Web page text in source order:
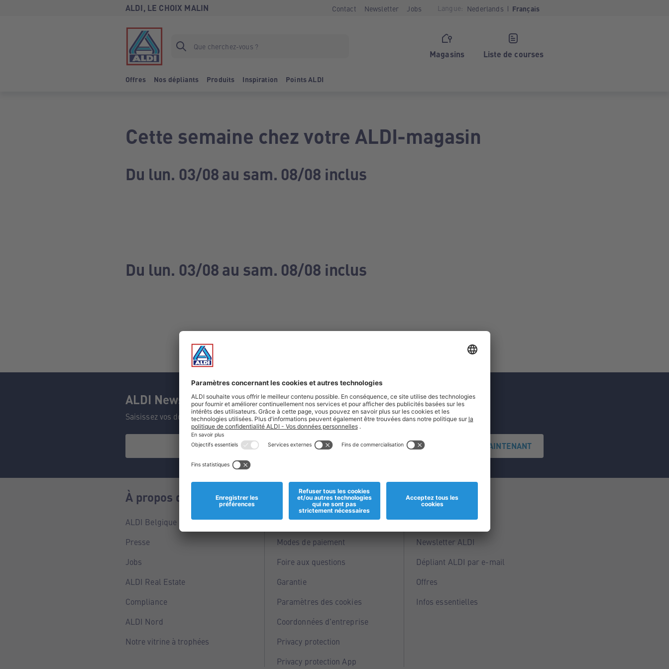
ALDI, LE CHOIX MALIN Contact Newsletter Jobs Langue: Nederlands Français
Magasins Liste de courses
Offres Nos dépliants Produits Inspiration Points ALDI
Cette semaine chez votre ALDI-magasin
Du lun. 03/08 au sam. 08/08 inclus
Du lun. 03/08 au sam. 08/08 inclus
ALDI Newsletter
Saisissez vos données et ne manquez aucune de nos offres.
S'INSCRIRE MAINTENANT
À propos de nous
ALDI Belgique
Presse
Jobs
ALDI Real Estate
Compliance
ALDI Nord
Notre vitrine à trophées
Informations
Magasins
Modes de paiement
Foire aux questions
Garantie
Paramètres des cookies
Coordonnées d'entreprise
Privacy protection
Privacy protection App
Service
Points ALDI
Newsletter ALDI
Dépliant ALDI par e-mail
Offres
Infos essentielles